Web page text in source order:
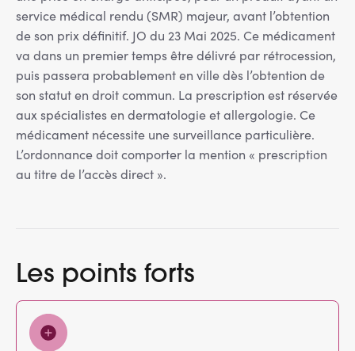
service médical rendu (SMR) majeur, avant l’obtention
de son prix définitif. JO du 23 Mai 2025. Ce médicament
va dans un premier temps être délivré par rétrocession,
puis passera probablement en ville dès l’obtention de
son statut en droit commun. La prescription est réservée
aux spécialistes en dermatologie et allergologie. Ce
médicament nécessite une surveillance particulière.
L’ordonnance doit comporter la mention « prescription
au titre de l’accès direct ».
Les points forts